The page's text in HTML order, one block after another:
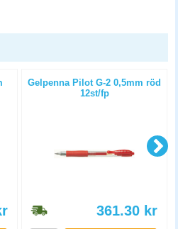
Gelpenna Pilot G-2 0,5mm röd
12st/fp
361.30 kr